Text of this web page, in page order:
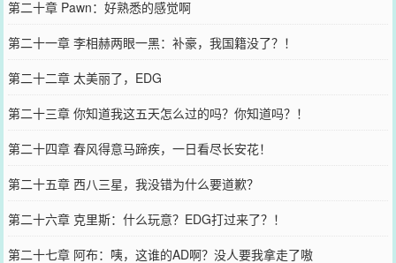
第二十章 Pawn：好熟悉的感觉啊
第二十一章 李相赫两眼一黑：补豪，我国籍没了？！
第二十二章 太美丽了，EDG
第二十三章 你知道我这五天怎么过的吗？你知道吗？！
第二十四章 春风得意马蹄疾，一日看尽长安花！
第二十五章 西八三星，我没错为什么要道歉？
第二十六章 克里斯：什么玩意？EDG打过来了？！
第二十七章 阿布：咦，这谁的AD啊？没人要我拿走了嗷